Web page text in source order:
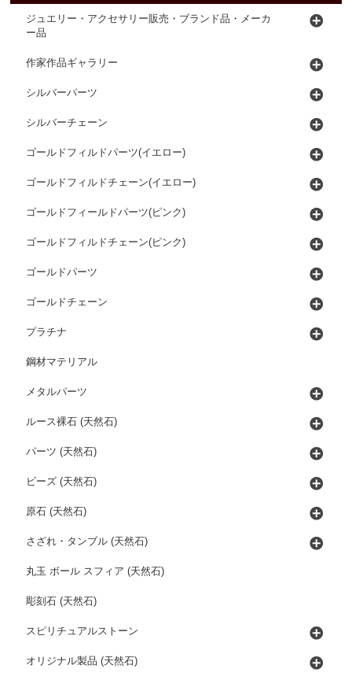
ジュエリー・アクセサリー販売・ブランド品・メーカ
ー品
作家作品ギャラリー
シルバーパーツ
シルバーチェーン
ゴールドフィルドパーツ(イエロー)
ゴールドフィルドチェーン(イエロー)
ゴールドフィールドパーツ(ピンク)
ゴールドフィルドチェーン(ピンク)
ゴールドパーツ
ゴールドチェーン
プラチナ
鋼材マテリアル
メタルパーツ
ルース裸石 (天然石)
パーツ (天然石)
ビーズ (天然石)
原石 (天然石)
さざれ・タンブル (天然石)
丸玉 ボール スフィア (天然石)
彫刻石 (天然石)
スピリチュアルストーン
オリジナル製品 (天然石)